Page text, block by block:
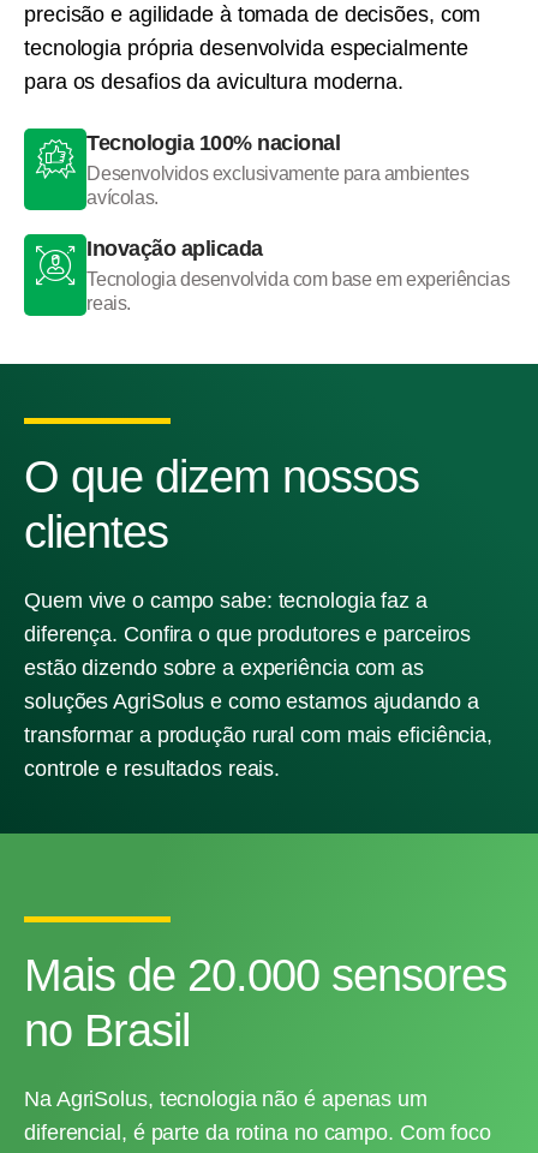
precisão e agilidade à tomada de decisões, com
tecnologia própria desenvolvida especialmente
para os desafios da avicultura moderna.
Tecnologia 100% nacional
Desenvolvidos exclusivamente para ambientes
avícolas.
Inovação aplicada
Tecnologia desenvolvida com base em experiências
reais.
O que dizem nossos
clientes
Quem vive o campo sabe: tecnologia faz a
diferença. Confira o que produtores e parceiros
estão dizendo sobre a experiência com as
soluções AgriSolus e como estamos ajudando a
transformar a produção rural com mais eficiência,
controle e resultados reais.
Mais de 20.000 sensores
no Brasil
Na AgriSolus, tecnologia não é apenas um
diferencial, é parte da rotina no campo. Com foco